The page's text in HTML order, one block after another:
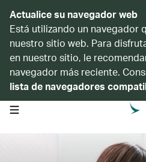
Actualice su navegador web
Está utilizando un navegador
nuestro sitio web. Para
en nuestro sitio, le
navegador más reciente.
lista de navegadores
open navigation menu